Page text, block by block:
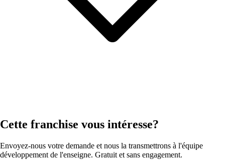
Cette franchise vous intéresse?
Envoyez-nous votre demande et nous la transmettrons à l'équipe
développement de l'enseigne. Gratuit et sans engagement.